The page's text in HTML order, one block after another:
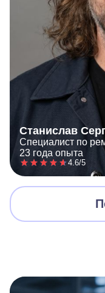
Станислав
Специалист по
23 года опыта
4.6/5